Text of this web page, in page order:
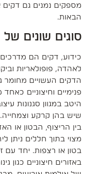
מספקים נמנים גם דקים
הבאות.
סוגים שונים
כידוע, דקים הם
לאהדה, פופולאריות
הדקים העשויים מחומר
פנימיים וחיצוניים
היטב במגוון סגנונות
שיש בהן קרקע
בין הריצוף, הבטון או
מצוי בתוך חללים ניתן
בטון או רצפות. יחד עם
באזורים חיצוניים כגון